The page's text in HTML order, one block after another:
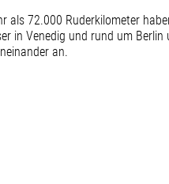
72.000 Ruderkilometer
Venedig und rund um Berlin
an.